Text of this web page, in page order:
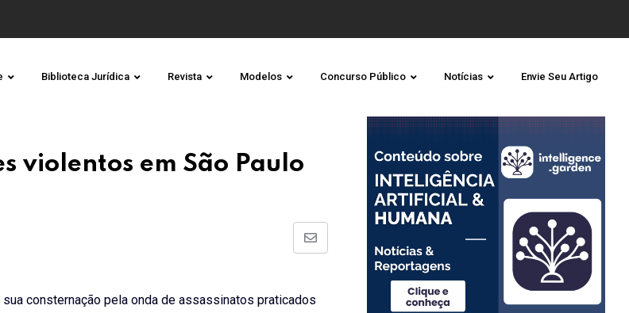
Biblioteca Jurídica Revista Modelos Concurso Público Notícias Envie Seu Artigo
violentos em São Paulo
Share
consternação pela onda de assassinatos praticados